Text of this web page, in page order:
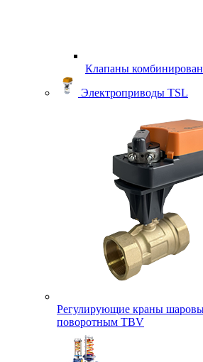
Клапаны
Электроприводы TSL
Регулирующие краны
поворотным TBV